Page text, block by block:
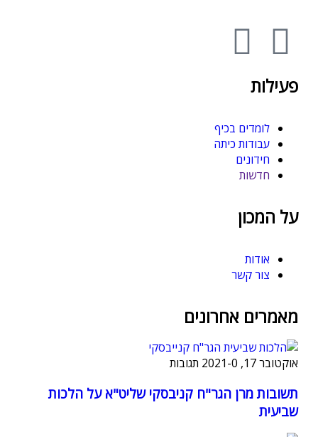
פעילות
לומדים בכיף
עבודות כיתה
חידונים
חדשות
על המכון
אודות
צור קשר
מאמרים אחרונים
אוקטובר 17, 2021 -0 תגובות
תשובות מרן הגר"ח קניבסקי שליט"א על הלכות
שביעית